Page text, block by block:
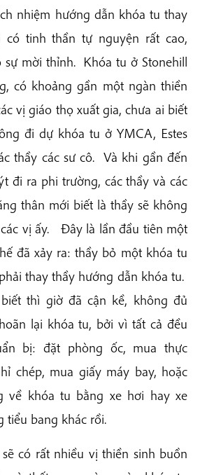
nhiệm hướng dẫn khóa tu thay
có tinh thần tự nguyện rất cao,
sự mời thỉnh. Khóa tu ở Stonehill
có khoảng gần một ngàn thiền
vị giáo thọ xuất gia, chưa ai biết
đi dự khóa tu ở YMCA, Estes
thầy các sư cô. Và khi gần đến
đi ra phi trường, các thầy và các
thân mới biết là thầy sẽ không
vị ấy. Đây là lần đầu tiên một
đã xảy ra: thầy bỏ một khóa tu
thay thầy hướng dẫn khóa tu.
thì giờ đã cận kề, không đủ
lại khóa tu, bởi vì tất cả đều
bị: đặt phòng ốc, mua thực
chép, mua giấy máy bay, hoặc
về khóa tu bằng xe hơi hay xe
tiểu bang khác rồi.
có rất nhiều vị thiền sinh buồn